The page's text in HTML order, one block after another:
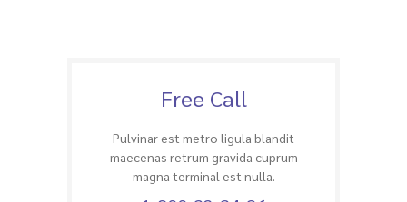
Free Call
Pulvinar est metro ligula blandit
maecenas retrum gravida cuprum
magna terminal est nulla.